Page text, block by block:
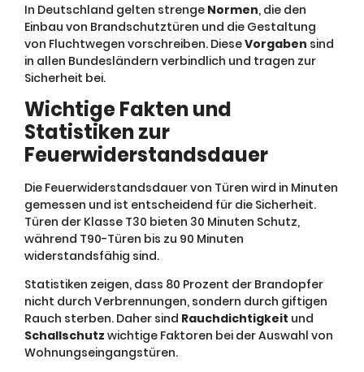
In Deutschland gelten strenge Normen, die den
Einbau von Brandschutztüren und die Gestaltung
von Fluchtwegen vorschreiben. DieseVorgaben sind
in allen Bundesländern verbindlich und tragen zur
Sicherheit bei.
Wichtige Fakten und
Statistiken zur
Feuerwiderstandsdauer
Die Feuerwiderstandsdauer von Türen wird in Minuten
gemessen und ist entscheidend für die Sicherheit.
Türen der Klasse T30 bieten 30 Minuten Schutz,
während T90-Türen bis zu 90 Minuten
widerstandsfähig sind.
Statistiken zeigen, dass 80 Prozent der Brandopfer
nicht durch Verbrennungen, sondern durch giftigen
Rauch sterben. Daher sind Rauchdichtigkeit und
Schallschutz wichtige Faktoren bei der Auswahl von
Wohnungseingangstüren.